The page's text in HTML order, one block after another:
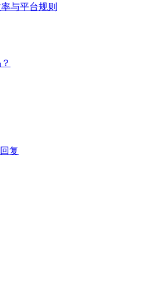
与平台规则
复